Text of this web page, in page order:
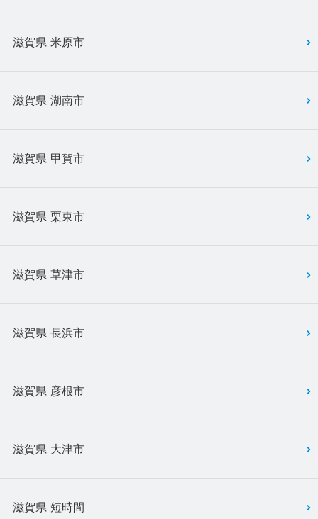
滋賀県 米原市
滋賀県 湖南市
滋賀県 甲賀市
滋賀県 栗東市
滋賀県 草津市
滋賀県 長浜市
滋賀県 彦根市
滋賀県 大津市
滋賀県 短時間